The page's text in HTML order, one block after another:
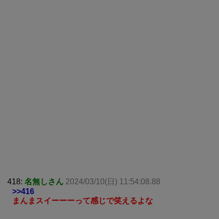
418: 名無しさん 2024/03/10(日) 11:54:08.88
>>416
まんまスイーーーって感じで笑えるよな